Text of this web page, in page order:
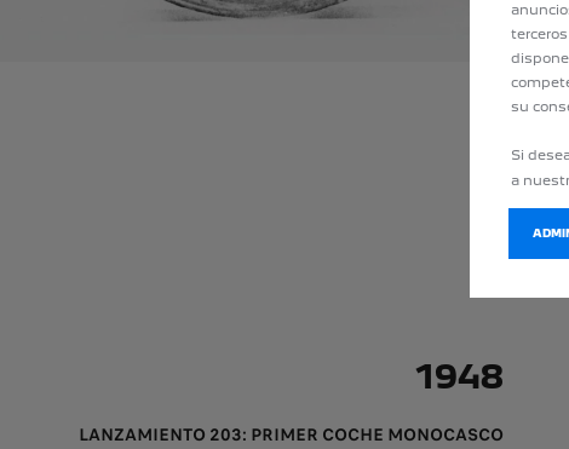
1948
LANZAMIENTO 203: PRIMER COCHE MONOCASCO
su
Si
a